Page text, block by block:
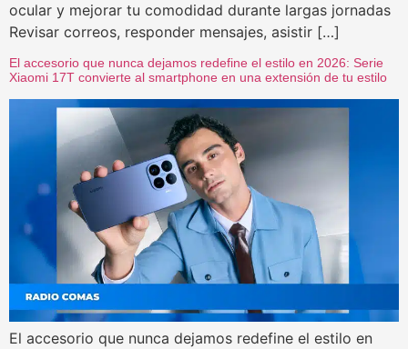
ocular y mejorar tu comodidad durante largas jornadas
Revisar correos, responder mensajes, asistir […]
El accesorio que nunca dejamos redefine el estilo en 2026: Serie
Xiaomi 17T convierte al smartphone en una extensión de tu estilo
El accesorio que nunca dejamos redefine el estilo en